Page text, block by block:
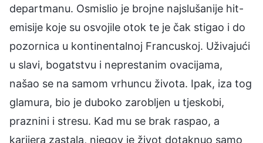
departmanu. Osmislio je brojne najslušanije hit-
emisije koje su osvojile otok te je čak stigao i do
pozornica u kontinentalnoj Francuskoj. Uživajući
u slavi, bogatstvu i neprestanim ovacijama,
našao se na samom vrhuncu života. Ipak, iza tog
glamura, bio je duboko zarobljen u tjeskobi,
praznini i stresu. Kad mu se brak raspao, a
karijera zastala, njegov je život dotaknuo samo